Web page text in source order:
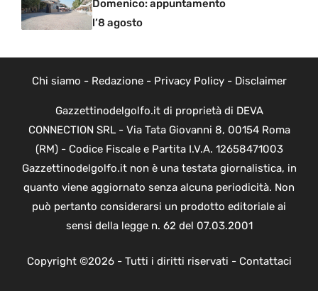
Domenico: appuntamento
l’8 agosto
Chi siamo - Redazione- Privacy Policy- Disclaimer
Gazzettinodelgolfo.it di proprietà di DEVA
CONNECTION SRL - Via Tata Giovanni 8, 00154 Roma
(RM) - Codice Fiscale e Partita I.V.A. 12658471003
Gazzettinodelgolfo.it non è una testata giornalistica, in
quanto viene aggiornato senza alcuna periodicità. Non
può pertanto considerarsi un prodotto editoriale ai
sensi della legge n. 62 del 07.03.2001
Copyright ©2026 - Tutti i diritti riservati - Contattaci